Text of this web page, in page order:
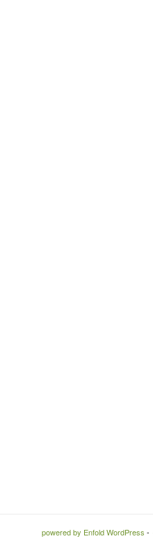
-
powered by Enfold WordPress